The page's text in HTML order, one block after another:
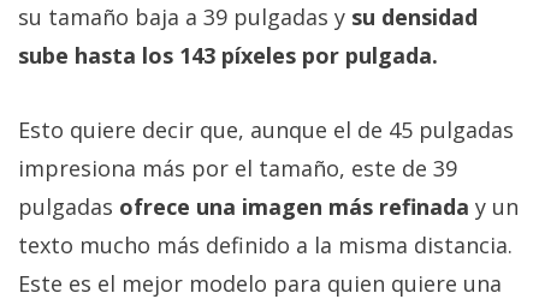
su tamaño baja a 39 pulgadas y su densidad
sube hasta los 143 píxeles por pulgada.
Esto quiere decir que, aunque el de 45 pulgadas
impresiona más por el tamaño, este de 39
pulgadas ofrece una imagen más refinada y un
texto mucho más definido a la misma distancia.
Este es el mejor modelo para quien quiere una